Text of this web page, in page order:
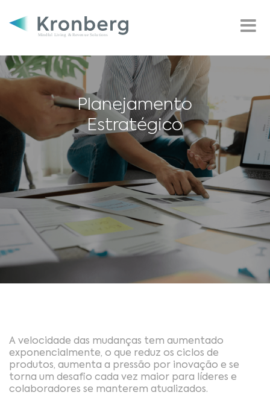
Planejamento
Estratégico
A velocidade das mudanças tem aumentado
exponencialmente, o que reduz os ciclos de
produtos, aumenta a pressão por inovação e se
torna um desafio cada vez maior para líderes e
colaboradores se manterem atualizados.